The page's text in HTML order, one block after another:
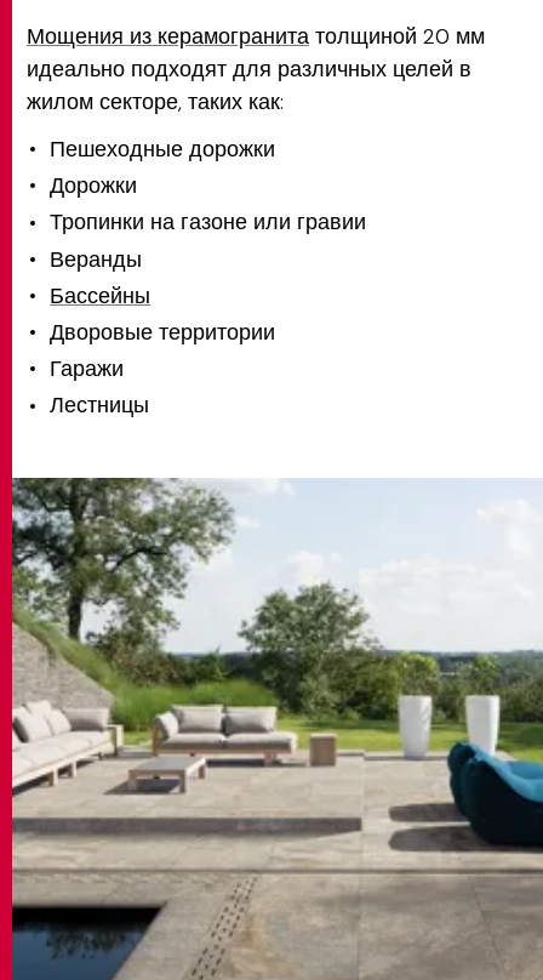
Мощения из керамогранита толщиной 20 мм
идеально подходят для различных целей в
жилом секторе, таких как:
Пешеходные дорожки
Дорожки
Тропинки на газоне или гравии
Веранды
Бассейны
Дворовые территории
Гаражи
Лестницы